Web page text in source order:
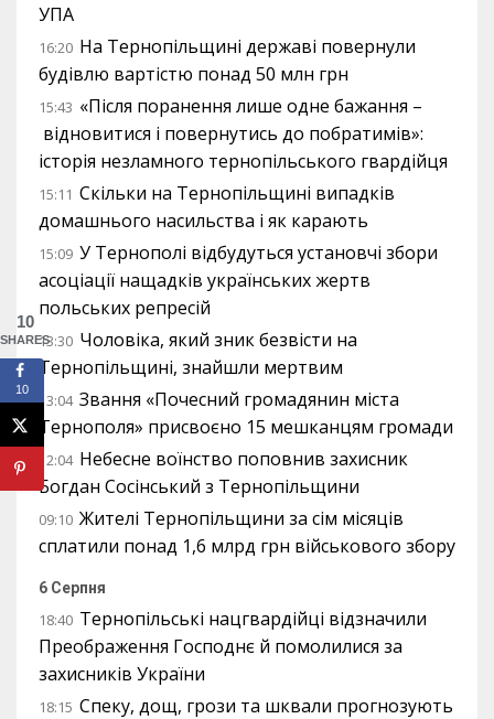
УПА
16:20 На Тернопільщині державі повернули
будівлю вартістю понад 50 млн грн
15:43 «Після поранення лише одне бажання –
відновитися і повернутись до побратимів»:
історія незламного тернопільського гвардійця
15:11 Скільки на Тернопільщині випадків
домашнього насильства і як карають
15:09 У Тернополі відбудуться установчі збори
асоціації нащадків українських жертв
польських репресій
13:30 Чоловіка, який зник безвісти на
Тернопільщині, знайшли мертвим
13:04 Звання «Почесний громадянин міста
Тернополя» присвоєно 15 мешканцям громади
12:04 Небесне воїнство поповнив захисник
Богдан Сосінський з Тернопільщини
09:10 Жителі Тернопільщини за сім місяців
сплатили понад 1,6 млрд грн військового збору
6 Серпня
18:40 Тернопільські нацгвардійці відзначили
Преображення Господнє й помолилися за
захисників України
18:15 Спеку, дощ, грози та шквали прогнозують
10
SHARES
10